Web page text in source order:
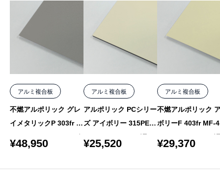
【
様
限
個
アルミ複合板
不燃アルポリック グレ
イメタリックP 303fr M
-6 3mm 1220×2440 バ
¥48,950
アルミ複合板
アルポリック PCシリー
ズ アイボリー 315PE 3
mm 1000×2000 バラ
¥25,520
アルミ複合板
不燃アルポリック
ボリーF 403fr MF-
mm 1000×1550 バ
¥29,370